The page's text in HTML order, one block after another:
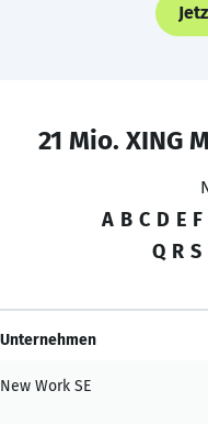
21 Mio. XING
A B C D E F
Q R S
Unternehmen
New Work SE